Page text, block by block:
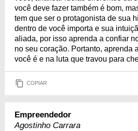
você deve fazer também é bom,
tem que ser o protagonista de sua
dentro de você importa e sua
aliada, por isso aprenda a confiar
no seu coração. Portanto, aprenda
você é e na luta que travou para
COPIAR
Empreendedor
Agostinho Carrara